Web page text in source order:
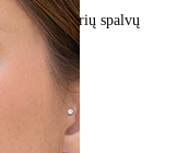
ovaliu įvairių spalvų